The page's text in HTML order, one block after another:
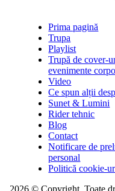
Prima pagină
Trupa
Playlist
Trupă de cover-
evenimente
Video
Ce spun alții
Sunet & Lumini
Rider tehnic
Blog
Contact
Notificare de
personal
Politică cookie-
2026 © Copyright. Toate